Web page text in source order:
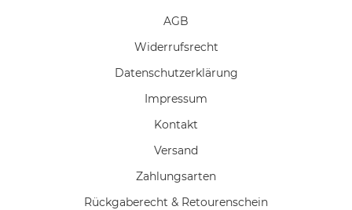
AGB
Widerrufs­recht
Daten­schutz­erklärung
Impressum
Kontakt
Versand
Zahlungsarten
Rückgaberecht & Retourenschein